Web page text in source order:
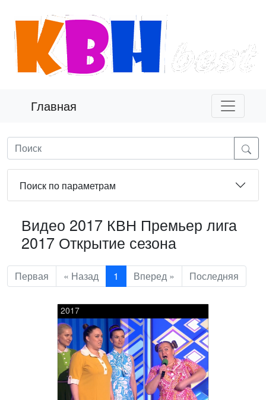
Главная
Поиск по параметрам
Видео 2017 КВН Премьер лига
2017 Открытие сезона
Первая « Назад 1 Вперед » Последняя
2017